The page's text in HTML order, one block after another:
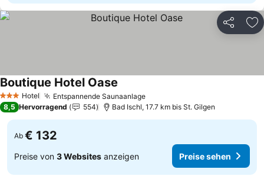
Teilen
3 SterneHotel Entspannende SaunaanlagePreise sehen
Boutique Hotel Oase
8,5 Hervorragend 554 Bad Ischl, 17.7 km bis St. Gilgen
Ab € 132
Preise von 3 Websites anzeigen Preise sehen